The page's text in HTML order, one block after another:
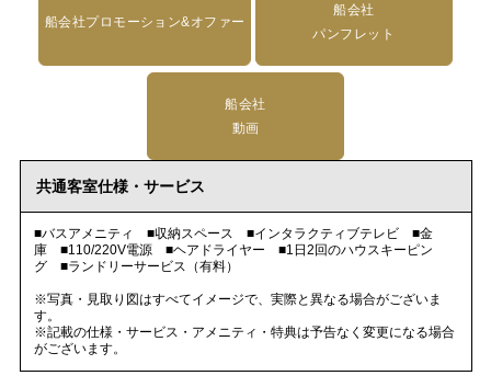
船会社プロモーション&オファー
船会社
パンフレット
船会社
動画
共通客室仕様・サービス
■バスアメニティ ■収納スペース ■インタラクティブテレビ ■金
庫 ■110/220V電源 ■ヘアドライヤー ■1日2回のハウスキーピン
グ ■ランドリーサービス（有料）
※写真・見取り図はすべてイメージで、実際と異なる場合がございま
す。
※記載の仕様・サービス・アメニティ・特典は予告なく変更になる場合
がございます。